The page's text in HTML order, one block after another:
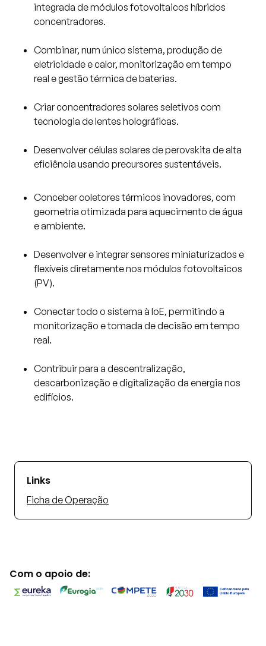
integrada de módulos fotovoltaicos híbridos
concentradores.
Combinar, num único sistema, produção de
eletricidade e calor, monitorização em tempo
real e gestão térmica de baterias.
Criar concentradores solares seletivos com
tecnologia de lentes holográficas.
Desenvolver células solares de perovskita de alta
eficiência usando precursores sustentáveis.
Conceber coletores térmicos inovadores, com
geometria otimizada para aquecimento de água
e ambiente.
Desenvolver e integrar sensores miniaturizados e
flexíveis diretamente nos módulos fotovoltaicos
(PV).
Conectar todo o sistema à IoE, permitindo a
monitorização e tomada de decisão em tempo
real.
Contribuir para a descentralização,
descarbonização e digitalização da energia nos
edifícios.
Links
Ficha de Operação
Com o apoio de: